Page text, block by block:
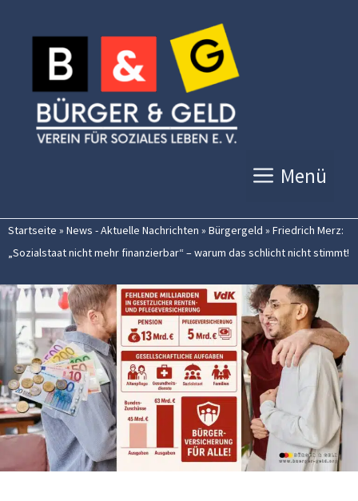
Inhalt
springen
Menü
Startseite » News - Aktuelle Nachrichten » Bürgergeld » Friedrich Merz:
„Sozialstaat nicht mehr finanzierbar“ – warum das schlicht nicht stimmt!